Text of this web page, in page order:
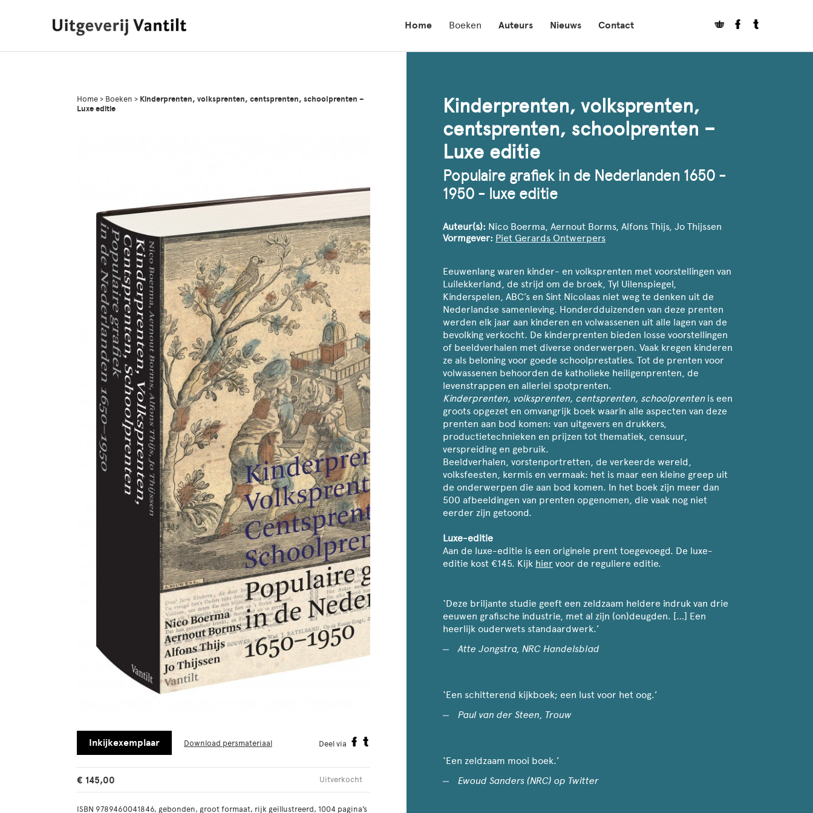
Home Boeken Auteurs Nieuws Contact
Home > Boeken > Kinderprenten, volksprenten, centsprenten, schoolprenten –
Luxe editie
Inkijkexemplaar Download persmateriaal Deel via
€ 145,00 Uitverkocht
ISBN 9789460041846, gebonden, groot formaat, rijk geïllustreerd, 1004 pagina’s
Kinderprenten, volksprenten,
centsprenten, schoolprenten –
Luxe editie
Populaire grafiek in de Nederlanden 1650 -
1950 - luxe editie
Auteur(s): Nico Boerma, Aernout Borms, Alfons Thijs, Jo Thijssen
Vormgever: Piet Gerards Ontwerpers
Eeuwenlang waren kinder- en volksprenten met voorstellingen van
Luilekkerland, de strijd om de broek, Tyl Uilenspiegel,
Kinderspelen, ABC’s en Sint Nicolaas niet weg te denken uit de
Nederlandse samenleving. Honderdduizenden van deze prenten
werden elk jaar aan kinderen en volwassenen uit alle lagen van de
bevolking verkocht. De kinderprenten bieden losse voorstellingen
of beeldverhalen met diverse onderwerpen. Vaak kregen kinderen
ze als beloning voor goede schoolprestaties. Tot de prenten voor
volwassenen behoorden de katholieke heiligenprenten, de
levenstrappen en allerlei spotprenten.
Kinderprenten, volksprenten, centsprenten, schoolprentenis een
groots opgezet en omvangrijk boek waarin alle aspecten van deze
prenten aan bod komen: van uitgevers en drukkers,
productietechnieken en prijzen tot thematiek, censuur,
verspreiding en gebruik.
Beeldverhalen, vorstenportretten, de verkeerde wereld,
volksfeesten, kermis en vermaak: het is maar een kleine greep uit
de onderwerpen die aan bod komen. In het boek zijn meer dan
500 afbeeldingen van prenten opgenomen, die vaak nog niet
eerder zijn getoond.
Luxe-editie
Aan de luxe-editie is een originele prent toegevoegd. De luxe-
editie kost €145. Kijk hier voor de reguliere editie.
‘Deze briljante studie geeft een zeldzaam heldere indruk van drie
eeuwen grafische industrie, met al zijn (on)deugden. […] Een
heerlijk ouderwets standaardwerk.’
Atte Jongstra, NRC Handelsblad
‘Een schitterend kijkboek; een lust voor het oog.’
Paul van der Steen, Trouw
‘Een zeldzaam mooi boek.’
Ewoud Sanders (NRC) op Twitter